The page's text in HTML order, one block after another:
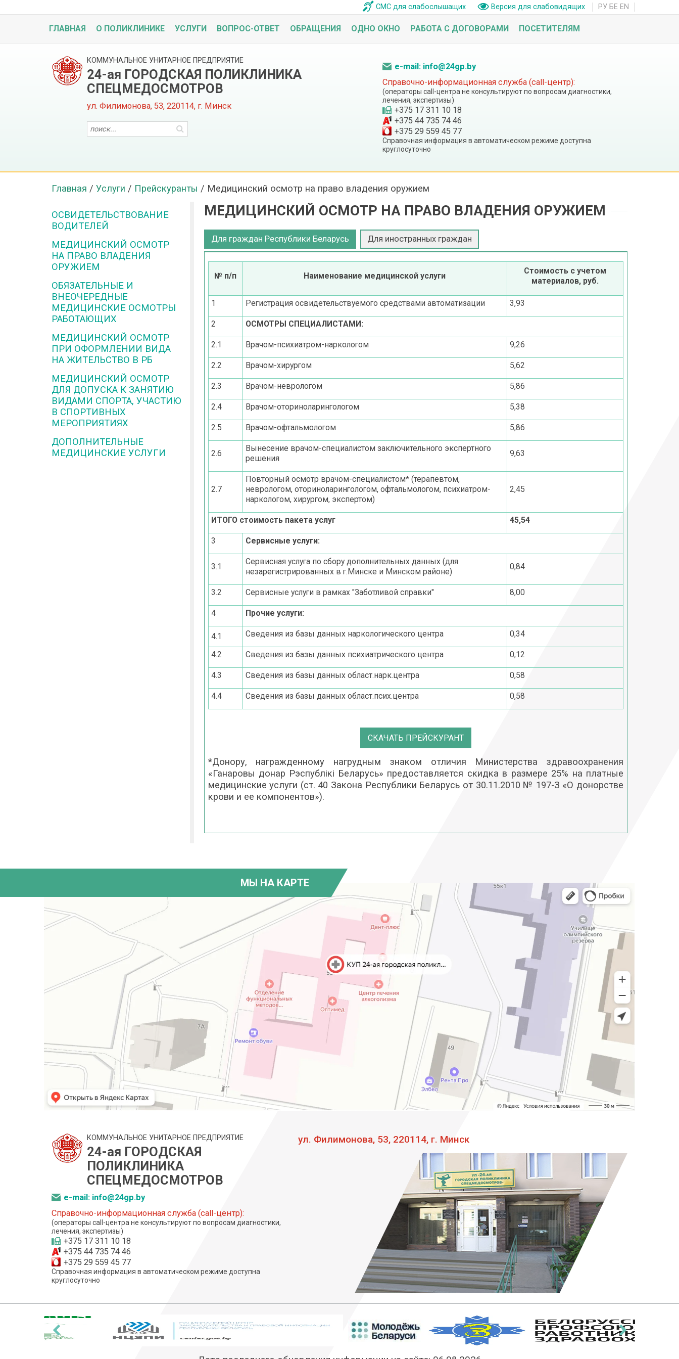
СМС для слабослышащих Версия для слабовидящих РУ БЕ EN
ГЛАВНАЯ О ПОЛИКЛИНИКЕ УСЛУГИ ВОПРОС-ОТВЕТ ОБРАЩЕНИЯ ОДНО ОКНО РАБОТА С ДОГОВОРАМИ ПОСЕТИТЕЛЯМ
КОММУНАЛЬНОЕ УНИТАРНОЕ ПРЕДПРИЯТИЕ
24-ая ГОРОДСКАЯ ПОЛИКЛИНИКА
СПЕЦМЕДОСМОТРОВ
ул. Филимонова, 53, 220114, г. Минск
e-mail: info@24gp.by
Справочно-информационная служба (call-центр):
(операторы call-центра не консультируют по вопросам диагностики,
лечения, экспертизы)
+375 17 311 10 18
+375 44 735 74 46
+375 29 559 45 77
Справочная информация в автоматическом режиме доступна
круглосуточно
Главная / Услуги / Прейскуранты / Медицинский осмотр на право владения оружием
МЕДИЦИНСКИЙ ОСМОТР НА ПРАВО ВЛАДЕНИЯ ОРУЖИЕМ
Для граждан Республики Беларусь Для иностранных граждан
№ п/п Наименование медицинской услуги
Стоимость с учетом
материалов, руб.
1 Регистрация освидетельствуемого средствами автоматизации 3,93
2 ОСМОТРЫ СПЕЦИАЛИСТАМИ:
2.1 Врачом-психиатром-наркологом 9,26
2.2 Врачом-хирургом 5,62
2.3 Врачом-неврологом 5,86
2.4 Врачом-оториноларингологом 5,38
2.5 Врачом-офтальмологом 5,86
2.6
Вынесение врачом-специалистом заключительного экспертного
решения
9,63
2.7
Повторный осмотр врачом-специалистом* (терапевтом,
неврологом, оториноларингологом, офтальмологом, психиатром-
наркологом, хирургом, экспертом)
2,45
ИТОГО стоимость пакета услуг 45,54
3 Сервисные услуги:
3.1
Сервисная услуга по сбору дополнительных данных (для
незарегистрированных в г.Минске и Минском районе)
0,84
3.2 Сервисные услуги в рамках "Заботливой справки" 8,00
4 Прочие услуги:
4.1 Сведения из базы данных наркологического центра 0,34
4.2 Сведения из базы данных психиатрического центра 0,12
4.3 Сведения из базы данных област.нарк.центра 0,58
4.4 Сведения из базы данных област.псих.центра 0,58
СКАЧАТЬ ПРЕЙСКУРАНТ
*Донору, награжденному нагрудным знаком отличия Министерства здравоохранения
«Ганаровы донар Рэспублiкi Беларусь» предоставляется скидка в размере 25% на платные
медицинские услуги (ст. 40 Закона Республики Беларусь от 30.11.2010 № 197-З «О донорстве
крови и ее компонентов»).
ОСВИДЕТЕЛЬСТВОВАНИЕ
ВОДИТЕЛЕЙ
МЕДИЦИНСКИЙ ОСМОТР
НА ПРАВО ВЛАДЕНИЯ
ОРУЖИЕМ
ОБЯЗАТЕЛЬНЫЕ И
ВНЕОЧЕРЕДНЫЕ
МЕДИЦИНСКИЕ ОСМОТРЫ
РАБОТАЮЩИХ
МЕДИЦИНСКИЙ ОСМОТР
ПРИ ОФОРМЛЕНИИ ВИДА
НА ЖИТЕЛЬСТВО В РБ
МЕДИЦИНСКИЙ ОСМОТР
ДЛЯ ДОПУСКА К ЗАНЯТИЮ
ВИДАМИ СПОРТА, УЧАСТИЮ
В СПОРТИВНЫХ
МЕРОПРИЯТИЯХ
ДОПОЛНИТЕЛЬНЫЕ
МЕДИЦИНСКИЕ УСЛУГИ
МЫ НА КАРТЕ
КОММУНАЛЬНОЕ УНИТАРНОЕ ПРЕДПРИЯТИЕ
24-ая ГОРОДСКАЯ
ПОЛИКЛИНИКА
СПЕЦМЕДОСМОТРОВ
e-mail: info@24gp.by
Справочно-информационная служба (call-центр):
(операторы call-центра не консультируют по вопросам диагностики,
лечения, экспертизы)
+375 17 311 10 18
+375 44 735 74 46
+375 29 559 45 77
Справочная информация в автоматическом режиме доступна
круглосуточно
ул. Филимонова, 53, 220114, г. Минск
‹ ›